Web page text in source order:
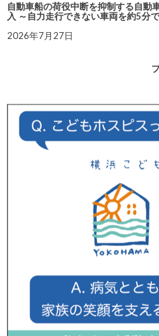
自動車船の荷役中断を抑制する自動
入 ～自力走行できない車両を約5分
2026年7月27日